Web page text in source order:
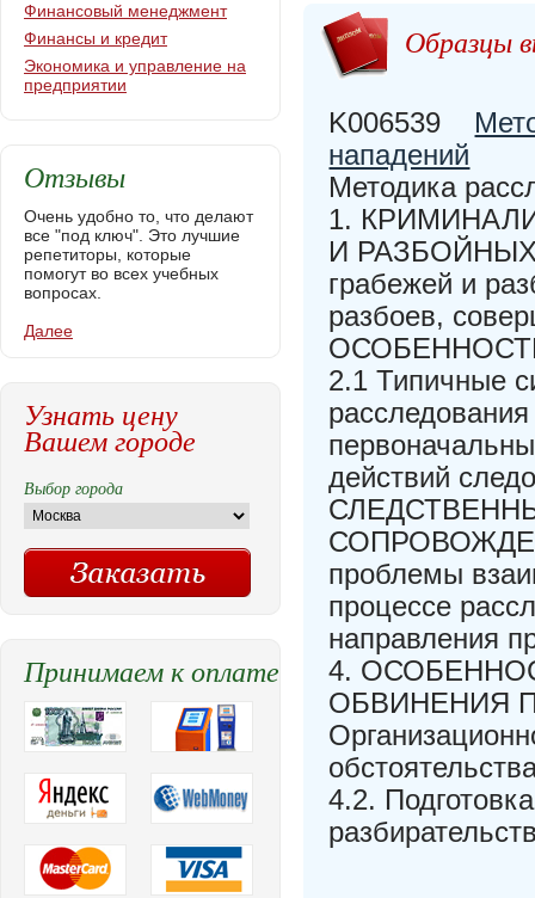
Образцы
K006539
нападений
Методика
1.
И РАЗБОЙНЫХ
грабежей и
разбоев,
2.1 Типичные
действий
проблемы
процессе
направления
4.
ОБВИНЕНИЯ
4.2.
Финансовый менеджмент
Финансы и кредит
Экономика и управление на
предприятии
Отзывы
Очень удобно то, что делают
все "под ключ". Это лучшие
репетиторы, которые
помогут во всех учебных
вопросах.
Далее
Узнать цену
Вашем городе
Выбор города
Принимаем к оплате